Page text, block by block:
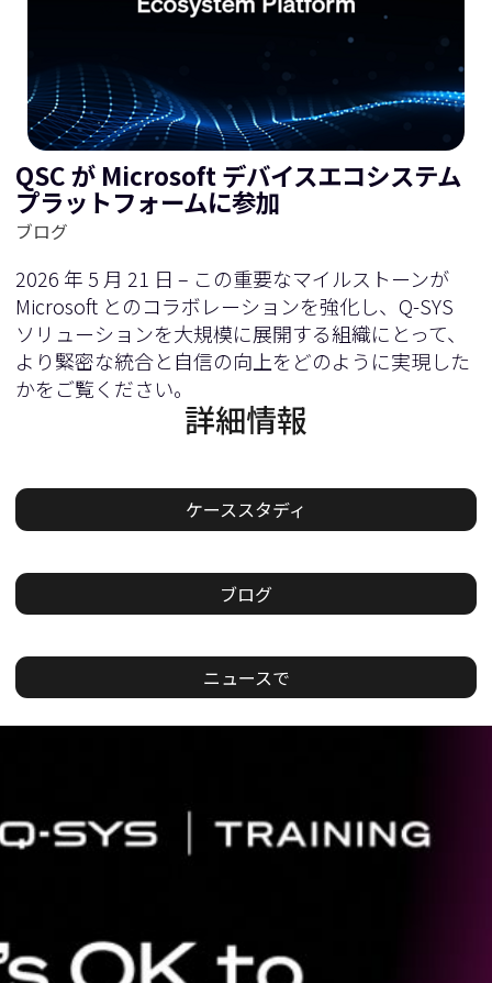
QSC が Microsoft デバイスエコシステム
プラットフォームに参加
ブログ
2026 年 5 月 21 日 – この重要なマイルストーンが
Microsoft とのコラボレーションを強化し、Q-SYS
ソリューションを大規模に展開する組織にとって、
より緊密な統合と自信の向上をどのように実現した
かをご覧ください。
詳細情報
ケーススタディ
ブログ
ニュースで
ス
ド：
1